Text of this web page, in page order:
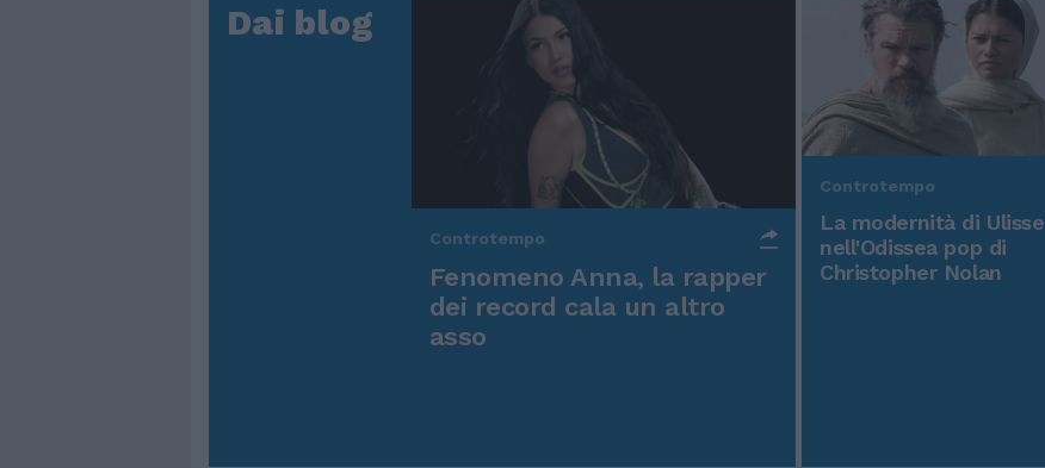
Dai blog
Controtempo
Fenomeno Anna, la rapper
dei record cala un altro
asso
Controtempo
La modernità di Ulisse
nell'Odissea pop di
Christopher Nolan